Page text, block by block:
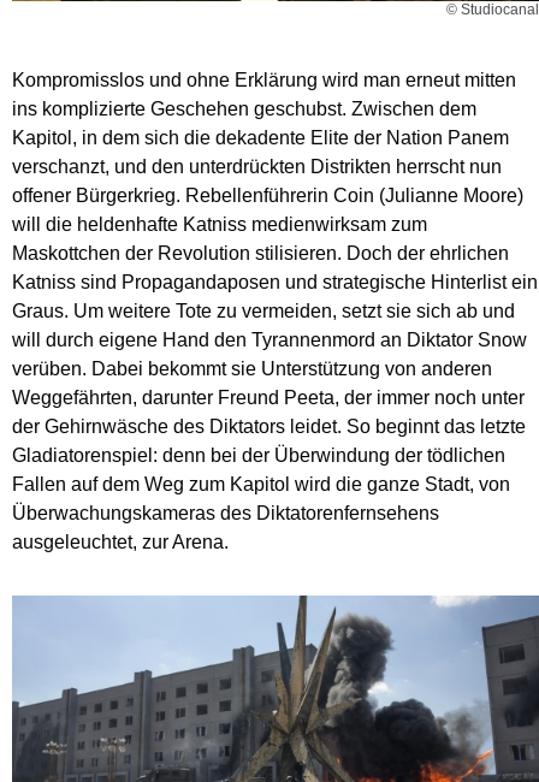
© Studiocanal
Kompromisslos und ohne Erklärung wird man erneut mitten
ins komplizierte Geschehen geschubst. Zwischen dem
Kapitol, in dem sich die dekadente Elite der Nation Panem
verschanzt, und den unterdrückten Distrikten herrscht nun
offener Bürgerkrieg. Rebellenführerin Coin (Julianne Moore)
will die heldenhafte Katniss medienwirksam zum
Maskottchen der Revolution stilisieren. Doch der ehrlichen
Katniss sind Propagandaposen und strategische Hinterlist ein
Graus. Um weitere Tote zu vermeiden, setzt sie sich ab und
will durch eigene Hand den Tyrannenmord an Diktator Snow
verüben. Dabei bekommt sie Unterstützung von anderen
Weggefährten, darunter Freund Peeta, der immer noch unter
der Gehirnwäsche des Diktators leidet. So beginnt das letzte
Gladiatorenspiel: denn bei der Überwindung der tödlichen
Fallen auf dem Weg zum Kapitol wird die ganze Stadt, von
Überwachungskameras des Diktatorenfernsehens
ausgeleuchtet, zur Arena.